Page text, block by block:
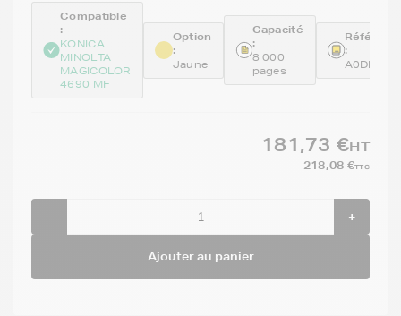
Compatible
:
KONICA
MINOLTA
MAGICOLOR
4690 MF
Option
:
Jaune
Capacité
:
8 000
pages
:
A0DK252
181,73 €HT
218,08 €TTC
- +
Ajouter au panier